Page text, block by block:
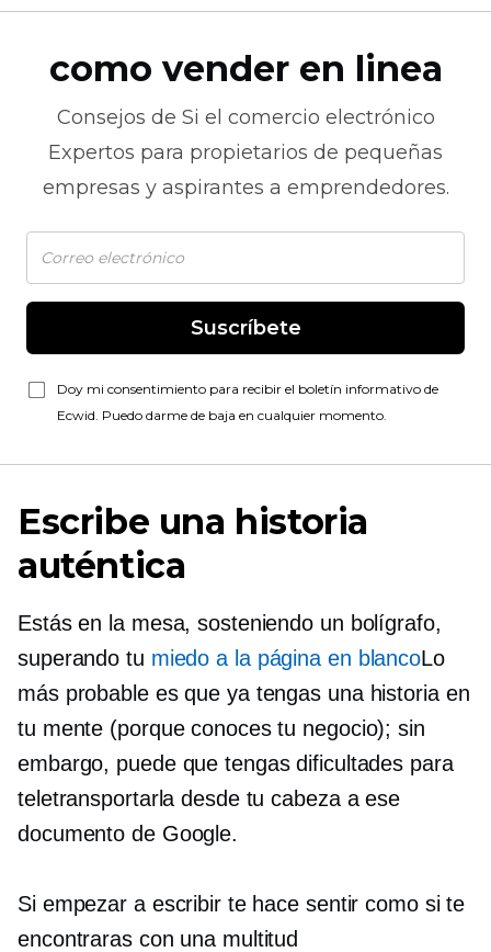
como vender en linea
Consejos de Si el comercio electrónico
Expertos para propietarios de pequeñas
empresas y aspirantes a emprendedores.
Suscríbete
Doy mi consentimiento para recibir el boletín informativo de
Ecwid. Puedo darme de baja en cualquier momento.
Escribe una historia
auténtica
Estás en la mesa, sosteniendo un bolígrafo,
superando tu miedo a la página en blancoLo
más probable es que ya tengas una historia en
tu mente (porque conoces tu negocio); sin
embargo, puede que tengas dificultades para
teletransportarla desde tu cabeza a ese
documento de Google.
Si empezar a escribir te hace sentir como si te
encontraras con una multitud